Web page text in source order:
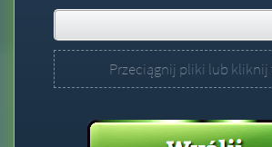
Przeciągnij pliki lub kliknij